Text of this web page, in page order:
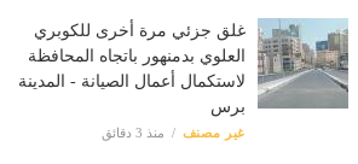
غلق جزئي مرة أخرى للكوبري
العلوي بدمنهور باتجاه المحافظة
لاستكمال أعمال الصيانة - المدينة
برس
غير مصنف منذ 3 دقائق